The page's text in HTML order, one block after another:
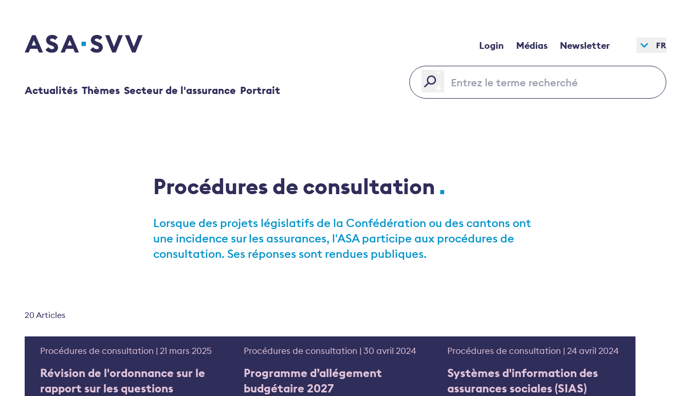
SVV Logo Login Médias Newsletter FR
Actualités Thèmes Secteur de l'assurance Portrait
Procédures de consultation
Lorsque des projets législatifs de la Confédération ou des cantons ont
une incidence sur les assurances, l'ASA participe aux procédures de
consultation. Ses réponses sont rendues publiques.
20 Articles
Procédures de consultation | 21 mars 2025
Révision de l'ordonnance sur le
rapport sur les questions
Procédures de consultation | 30 avril 2024
Programme d’allégement
budgétaire 2027
Procédures de consultation | 24 avril 2024
Systèmes d'information des
assurances sociales (SIAS)